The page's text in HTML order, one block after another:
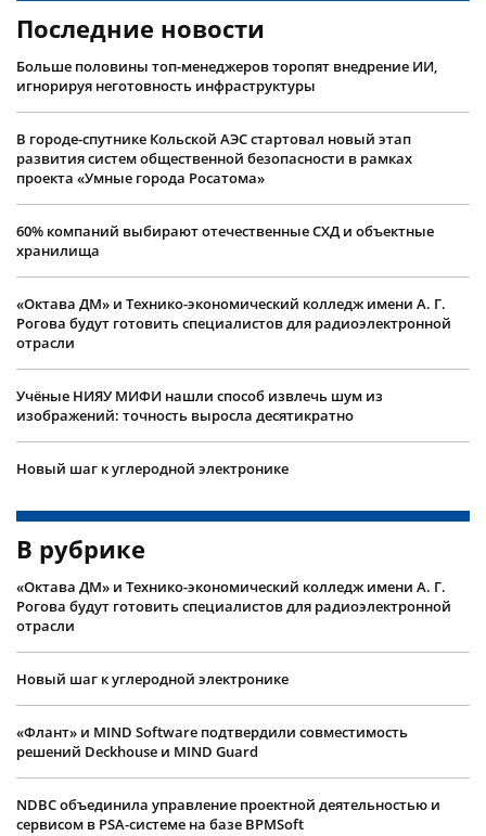
Последние новости
Больше половины топ-менеджеров торопят внедрение ИИ,
игнорируя неготовность инфраструктуры
В городе-спутнике Кольской АЭС стартовал новый этап
развития систем общественной безопасности в рамках
проекта «Умные города Росатома»
60% компаний выбирают отечественные СХД и объектные
хранилища
«Октава ДМ» и Технико-экономический колледж имени А. Г.
Рогова будут готовить специалистов для радиоэлектронной
отрасли
Учëные НИЯУ МИФИ нашли способ извлечь шум из
изображений: точность выросла десятикратно
Новый шаг к углеродной электронике
В рубрике
«Октава ДМ» и Технико-экономический колледж имени А. Г.
Рогова будут готовить специалистов для радиоэлектронной
отрасли
Новый шаг к углеродной электронике
«Флант» и MIND Software подтвердили совместимость
решений Deckhouse и MIND Guard
NDBC объединила управление проектной деятельностью и
сервисом в PSA-системе на базе BPMSoft